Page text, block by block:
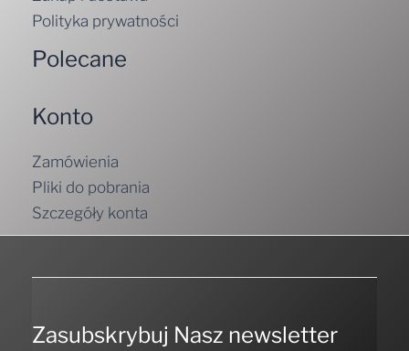
Polityka prywatności
Polecane
Konto
Zamówienia
Pliki do pobrania
Szczegóły konta
Zasubskrybuj Nasz newsletter